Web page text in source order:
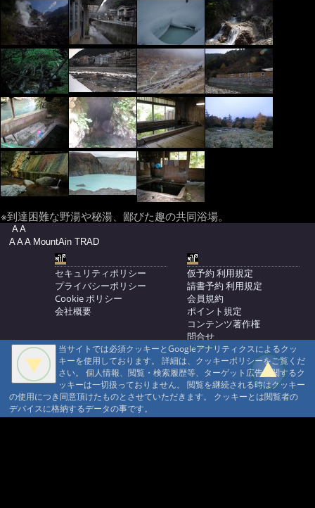
※到達困難な野湯や秘湯、鄙びた趣の共同浴場。
A A
A A A MountAin TRAD
セキュリティポリシー
プライバシーポリシー
Cookie ポリシー
会社概要
仮予約 利用規定
請書予約 利用規定
会員規約
ポイント規定
コンテンツ著作権
問合せ
マウンテントラッド株式会社
〒386-1211 長野県上田市下之郷692
0268371176
© 1999-2026 MountAin TRAD ® Inc. https://www.mountaintrad.co.jp
当サイトでは必須クッキーとGoogleアナリティクスによるクッ
キーを使用しております。 詳細は、クッキーポリシーをご覧くだ
さい。 個人情報、閲覧・検索履歴等、ターゲット広告に関するク
ッキーは一切扱っておりません。 閲覧を継続される時はクッキー
の使用につき同意頂けたものとさせていただきます。 クッキーとは閲覧者の
デバイスに格納するデータの事です。